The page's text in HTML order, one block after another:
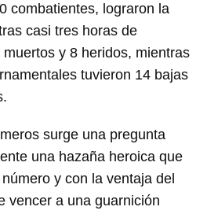
combatientes, lograron la
casi tres horas de
y 8 heridos, mientras
tuvieron 14 bajas
surge una pregunta
una hazaña heroica que
y con la ventaja del
vencer a una guarnición